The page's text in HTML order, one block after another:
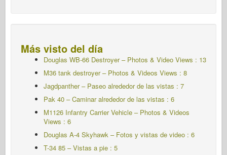
Más visto del día
Douglas WB-66 Destroyer – Photos & Video Views : 13
M36 tank destroyer – Photos & Videos Views : 8
Jagdpanther – Paseo alrededor de las vistas : 7
Pak 40 – Caminar alrededor de las vistas : 6
M1126 Infantry Carrier Vehicle – Photos & Videos
Views : 6
Douglas A-4 Skyhawk – Fotos y vistas de video : 6
T-34 85 – Vistas a pie : 5